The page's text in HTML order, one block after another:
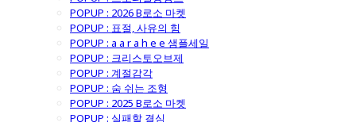
POPUP : 2026 B로소 마켓
POPUP : 표절, 사유의 힘
POPUP : a a r a h e e 샘플세일
POPUP : 크리스토오브제
POPUP : 계절감각
POPUP : 숨 쉬는 조형
POPUP : 2025 B로소 마켓
POPUP : 실패할 결심